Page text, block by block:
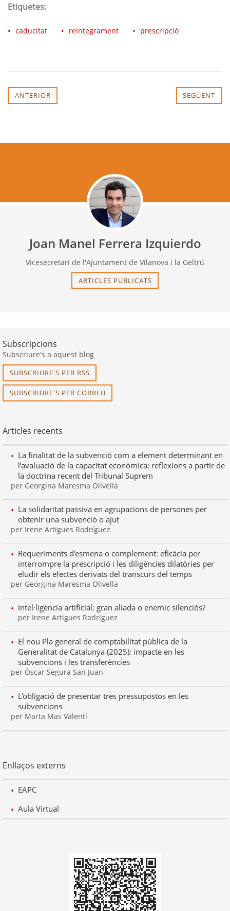
Etiquetes:
caducitat reintegrament prescripció
ANTERIOR SEGÜENT
Joan Manel Ferrera Izquierdo
Vicesecretari de l'Ajuntament de Vilanova i la Geltrú
ARTICLES PUBLICATS
Subscripcions
Subscriure's a aquest blog
SUBSCRIURE'S PER RSS
SUBSCRIURE'S PER CORREU
Articles recents
La finalitat de la subvenció com a element determinant en
l’avaluació de la capacitat econòmica: reflexions a partir de
la doctrina recent del Tribunal Suprem
per Georgina Maresma Olivella
La solidaritat passiva en agrupacions de persones per
obtenir una subvenció o ajut
per Irene Artigues Rodríguez
Requeriments d'esmena o complement: eficàcia per
interrompre la prescripció i les diligències dilatòries per
eludir els efectes derivats del transcurs del temps
per Georgina Maresma Olivella
Intel·ligència artificial: gran aliada o enemic silenciós?
per Irene Artigues Rodríguez
El nou Pla general de comptabilitat pública de la
Generalitat de Catalunya (2025): impacte en les
subvencions i les transferències
per Òscar Segura San Juan
L'obligació de presentar tres pressupostos en les
subvencions
per Marta Mas Valentí
Enllaços externs
EAPC
Aula Virtual